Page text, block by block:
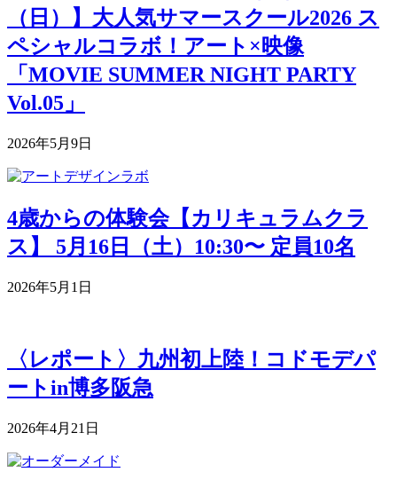
（日）】大人気サマースクール2026 ス
ペシャルコラボ！アート×映像
「MOVIE SUMMER NIGHT PARTY
Vol.05」
2026年5月9日
4歳からの体験会【カリキュラムクラ
ス】 5月16日（土）10:30〜 定員10名
2026年5月1日
〈レポート〉九州初上陸！コドモデパ
ートin博多阪急
2026年4月21日